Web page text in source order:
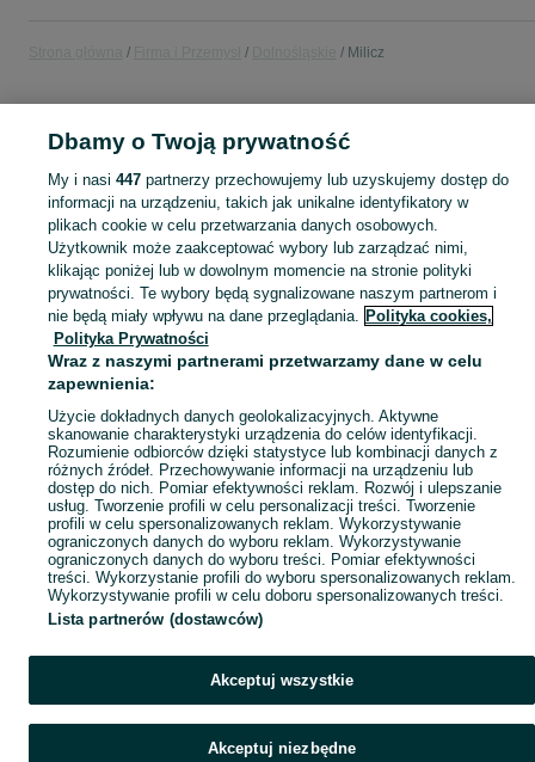
Milicz
KATEGORIA
Sprzedaż sprzętu i wyposażenia dla firm Milicz ▶️ maszyny, biuro i inne ✅ Nowe i używane w atrakcyjnych cenach ✌ Sprawdź oferty na OLX.pl! Zobacz
Mapa kategorii
Mapa miejscowości
Mapa ministron
Popularne wyszukiwania
Dbamy o Twoją prywatność
My i nasi 447partnerzy przechowujemy lub uzyskujemy dostęp do
informacji na urządzeniu, takich jak unikalne identyfikatory w
plikach cookie w celu przetwarzania danych osobowych.
Użytkownik może zaakceptować wybory lub zarządzać nimi,
klikając poniżej lub w dowolnym momencie na stronie polityki
prywatności. Te wybory będą sygnalizowane naszym partnerom i
nie będą miały wpływu na dane przeglądania. Polityka cookies,
Polityka Prywatności
Wraz z naszymi partnerami przetwarzamy dane w celu
zapewnienia:
Użycie dokładnych danych geolokalizacyjnych. Aktywne
skanowanie charakterystyki urządzenia do celów identyfikacji.
Rozumienie odbiorców dzięki statystyce lub kombinacji danych z
różnych źródeł. Przechowywanie informacji na urządzeniu lub
dostęp do nich. Pomiar efektywności reklam. Rozwój i ulepszanie
usług. Tworzenie profili w celu personalizacji treści. Tworzenie
profili w celu spersonalizowanych reklam. Wykorzystywanie
ograniczonych danych do wyboru reklam. Wykorzystywanie
ograniczonych danych do wyboru treści. Pomiar efektywności
treści. Wykorzystanie profili do wyboru spersonalizowanych reklam.
Wykorzystywanie profili w celu doboru spersonalizowanych treści.
Lista partnerów (dostawców)
Akceptuj wszystkie
Akceptuj niezbędne